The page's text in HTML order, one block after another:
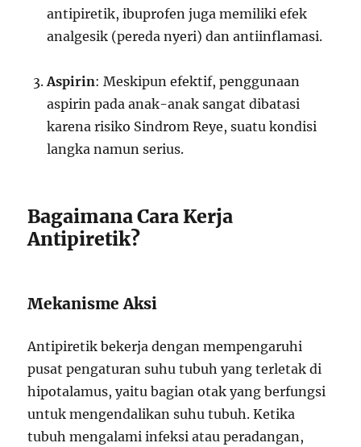
antipiretik, ibuprofen juga memiliki efek
analgesik (pereda nyeri) dan antiinflamasi.
Aspirin: Meskipun efektif, penggunaan
aspirin pada anak-anak sangat dibatasi
karena risiko Sindrom Reye, suatu kondisi
langka namun serius.
Bagaimana Cara Kerja
Antipiretik?
Mekanisme Aksi
Antipiretik bekerja dengan mempengaruhi
pusat pengaturan suhu tubuh yang terletak di
hipotalamus, yaitu bagian otak yang berfungsi
untuk mengendalikan suhu tubuh. Ketika
tubuh mengalami infeksi atau peradangan,